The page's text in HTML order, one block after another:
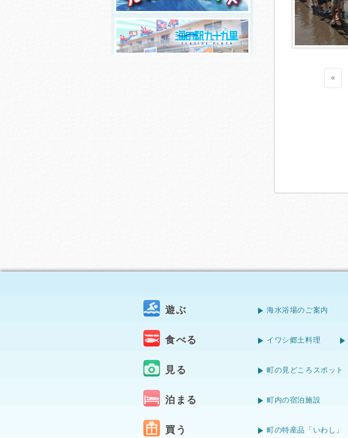
«
遊ぶ 海水浴場のご案内
食べる イワシ郷土料理
見る 町の見どころスポット
泊まる 町内の宿泊施設
買う 町の特産品「いわし」